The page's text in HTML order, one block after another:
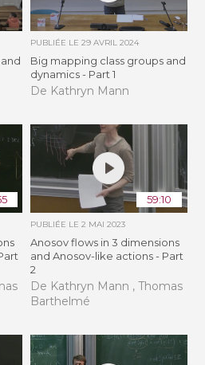
PUBLIÉE LE 29 AVRIL 2024
Big mapping class groups and
dynamics - Part 1
De Kathryn Mann
59:10
PUBLIÉE LE 2 MAI 2023
Anosov flows in 3 dimensions
and Anosov-like actions - Part
2
De Kathryn Mann , Thomas
Barthelmé